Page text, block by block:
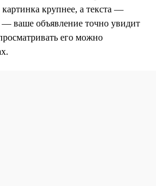
крупнее, а текста —
ваше объявление точно увидит
его можно